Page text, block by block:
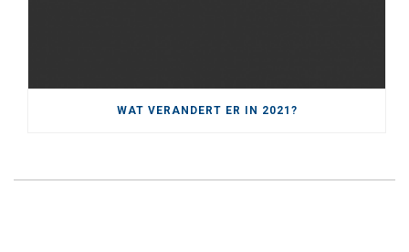
WAT VERANDERT ER IN 2021?